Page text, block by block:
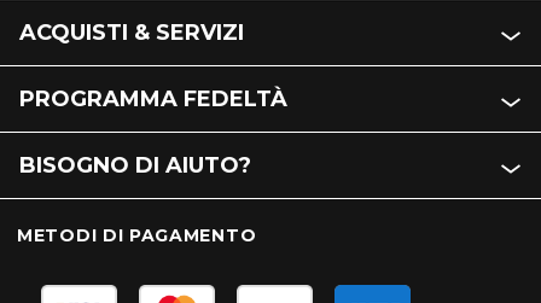
ACQUISTI & SERVIZI
PROGRAMMA FEDELTÀ
BISOGNO DI AIUTO?
METODI DI PAGAMENTO